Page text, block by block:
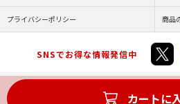
カートに
プライバシーポリシー 商品
SNSでお得な情報発信中